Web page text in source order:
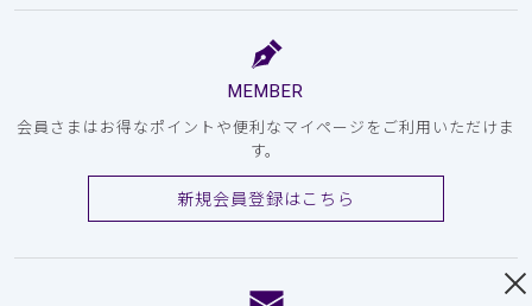
MEMBER
会員さまはお得なポイントや便利なマイページをご利用いただけま
す。
新規会員登録はこちら